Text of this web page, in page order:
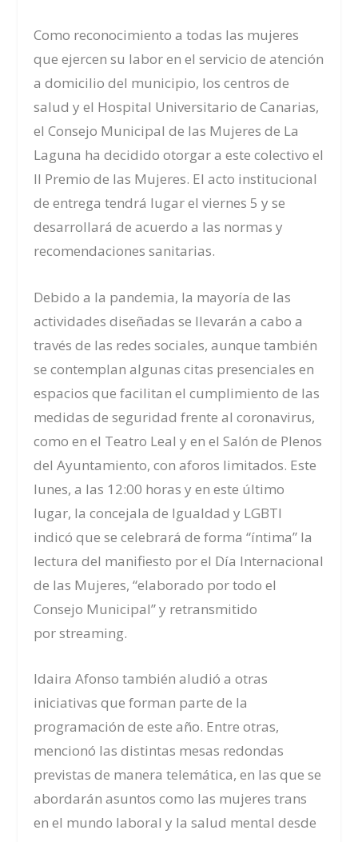
Como reconocimiento a todas las mujeres
que ejercen su labor en el servicio de atención
a domicilio del municipio, los centros de
salud y el Hospital Universitario de Canarias,
el Consejo Municipal de las Mujeres de La
Laguna ha decidido otorgar a este colectivo el
II Premio de las Mujeres. El acto institucional
de entrega tendrá lugar el viernes 5 y se
desarrollará de acuerdo a las normas y
recomendaciones sanitarias.
Debido a la pandemia, la mayoría de las
actividades diseñadas se llevarán a cabo a
través de las redes sociales, aunque también
se contemplan algunas citas presenciales en
espacios que facilitan el cumplimiento de las
medidas de seguridad frente al coronavirus,
como en el Teatro Leal y en el Salón de Plenos
del Ayuntamiento, con aforos limitados. Este
lunes, a las 12:00 horas y en este último
lugar, la concejala de Igualdad y LGBTI
indicó que se celebrará de forma “íntima” la
lectura del manifiesto por el Día Internacional
de las Mujeres, “elaborado por todo el
Consejo Municipal” y retransmitido
porstreaming.
Idaira Afonso también aludió a otras
iniciativas que forman parte de la
programación de este año. Entre otras,
mencionó las distintas mesas redondas
previstas de manera telemática, en las que se
abordarán asuntos como las mujeres trans
en el mundo laboral y la salud mental desde